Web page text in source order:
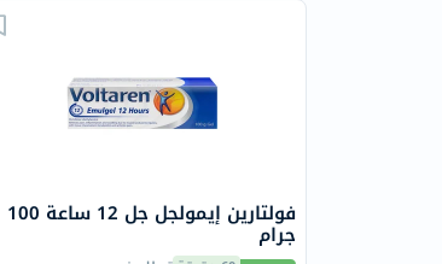
فولتارين إيمولجل جل 12 ساعة 100
جرام